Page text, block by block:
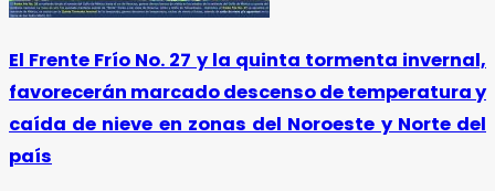
El Frente Frío No. 27 y la quinta tormenta invernal,
favorecerán marcado descenso de temperatura y
caída de nieve en zonas del Noroeste y Norte del
país